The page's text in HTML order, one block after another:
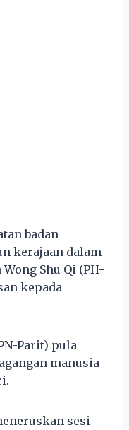
badan
kerajaan dalam
Shu Qi (PH-
kepada
Parit) pula
manusia
sesi